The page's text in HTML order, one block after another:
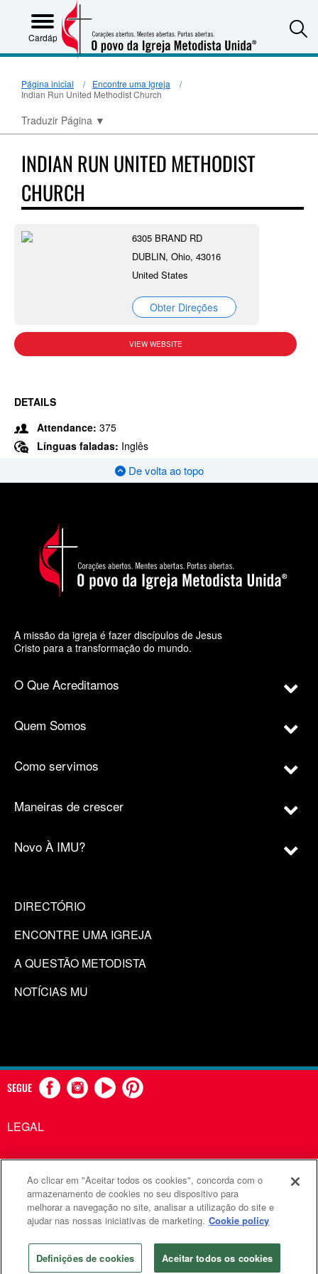
Cardápio
Página inicial
Encontre uma Igreja
Indian Run United Methodist Church
Traduzir Página ▼
INDIAN RUN UNITED METHODIST
CHURCH
6305 BRAND RD
DUBLIN, Ohio, 43016
United States
Obter Direções
VIEW WEBSITE
DETAILS
Attendance: 375
Línguas faladas: Inglês
De volta ao topo
A missão da igreja é fazer discípulos de Jesus
Cristo para a transformação do mundo.
O Que Acreditamos
Quem Somos
Como servimos
Maneiras de crescer
Novo À IMU?
DIRECTÓRIO
ENCONTRE UMA IGREJA
A QUESTÃO METODISTA
NOTÍCIAS MU
SEGUE
LEGAL
Comunicações Metodistas Unidas é uma agência da Igreja
Metodista Unida
©2026 Comunicações Metodistas Unidas. Todos os direitos
reservados
Ao clicar em "Aceitar todos os cookies", concorda com o
armazenamento de cookies no seu dispositivo para
melhorar a navegação no site, analisar a utilização do site e
ajudar nas nossas iniciativas de marketing. Cookie policy
Definições de cookies Aceitar todos os cookies